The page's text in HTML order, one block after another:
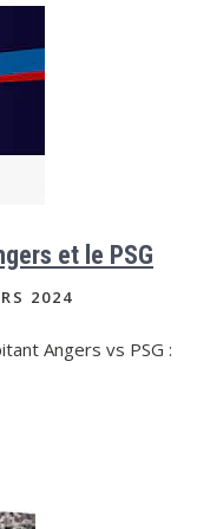
et le PSG
2024
Angers vs PSG :